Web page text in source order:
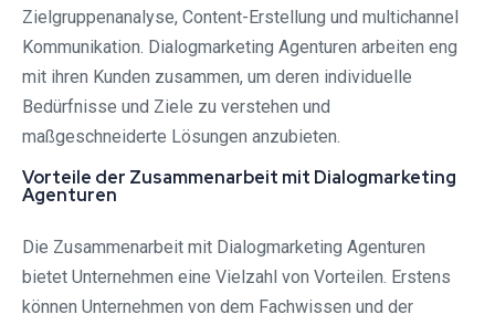
Zielgruppenanalyse, Content-Erstellung und multichannel
Kommunikation. Dialogmarketing Agenturen arbeiten eng
mit ihren Kunden zusammen, um deren individuelle
Bedürfnisse und Ziele zu verstehen und
maßgeschneiderte Lösungen anzubieten.
Vorteile der Zusammenarbeit mit Dialogmarketing
Agenturen
Die Zusammenarbeit mit Dialogmarketing Agenturen
bietet Unternehmen eine Vielzahl von Vorteilen. Erstens
können Unternehmen von dem Fachwissen und der